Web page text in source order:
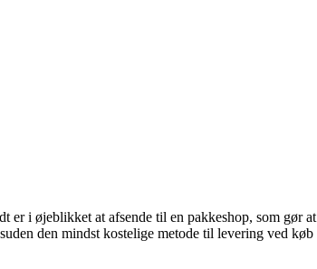
er i øjeblikket at afsende til en pakkeshop, som gør at
den mindst kostelige metode til levering ved køb